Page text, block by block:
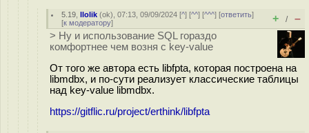
5.19 ,llolik (ok), 07:13, 09/09/2024 [^] [^^] [^^^] [ответить]
[к модератору] + / –
> Ну и использование SQL гораздо
комфортнее чем возня с key-value
От того же автора есть libfpta, которая построена на
libmdbx, и по-сути реализует классические таблицы
над key-value libmdbx.
https://gitflic.ru/project/erthink/libfpta